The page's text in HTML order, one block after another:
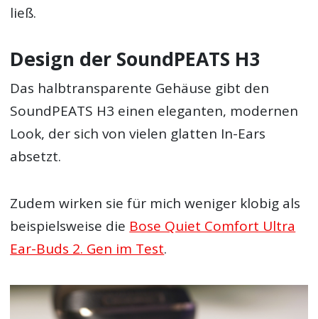
ließ.
Design der SoundPEATS H3
Das halbtransparente Gehäuse gibt den
SoundPEATS H3 einen eleganten, modernen
Look, der sich von vielen glatten In-Ears
absetzt.
Zudem wirken sie für mich weniger klobig als
beispielsweise die Bose Quiet Comfort Ultra
Ear-Buds 2. Gen im Test.